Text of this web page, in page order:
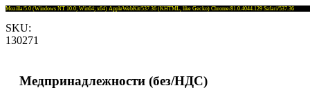
Mozilla/5.0 (Windows NT 10.0; Win64; x64) AppleWebKit/537.36 (KHTML, like Gecko) Chrome/81.0.4044.129 Safari/537.36
SKU:
130271
Медпринадлежности (без/НДС)